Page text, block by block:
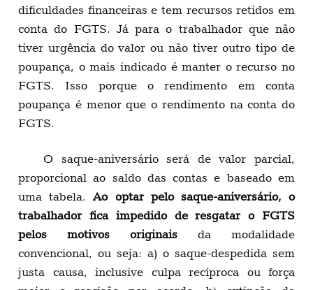
dificuldades financeiras e tem recursos retidos em
conta do FGTS. Já para o trabalhador que não
tiver urgência do valor ou não tiver outro tipo de
poupança, o mais indicado é manter o recurso no
FGTS. Isso porque o rendimento em conta
poupança é menor que o rendimento na conta do
FGTS.
O saque-aniversário será de valor parcial,
proporcional ao saldo das contas e baseado em
uma tabela.Ao optar pelo saque-aniversário, o
trabalhador fica impedido de resgatar o FGTS
pelos motivos originais da modalidade
convencional, ou seja: a) o saque-despedida sem
justa causa, inclusive culpa recíproca ou força